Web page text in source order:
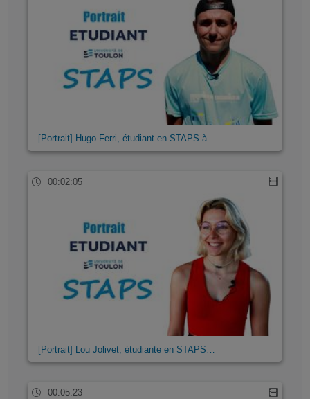
[Portrait] Hugo Ferri, étudiant en STAPS à…
00:02:05
[Portrait] Lou Jolivet, étudiante en STAPS…
00:05:23